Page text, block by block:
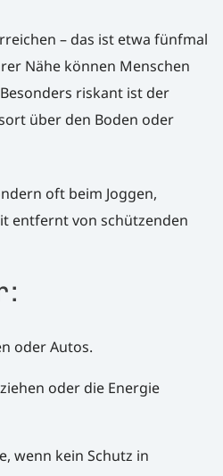
– das ist etwa fünfmal
Nähe können Menschen
riskant ist der
über den Boden oder
oft beim Joggen,
entfernt von schützenden
oder Autos.
oder die Energie
wenn kein Schutz in